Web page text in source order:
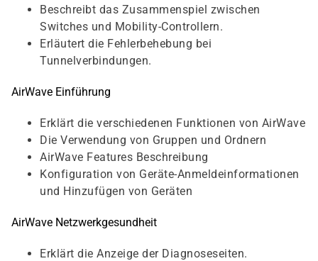
Beschreibt das Zusammenspiel zwischen
Switches und Mobility-Controllern.
Erläutert die Fehlerbehebung bei
Tunnelverbindungen.
AirWave Einführung
Erklärt die verschiedenen Funktionen von AirWave
Die Verwendung von Gruppen und Ordnern
AirWave Features Beschreibung
Konfiguration von Geräte-Anmeldeinformationen
und Hinzufügen von Geräten
AirWave Netzwerkgesundheit
Erklärt die Anzeige der Diagnoseseiten.